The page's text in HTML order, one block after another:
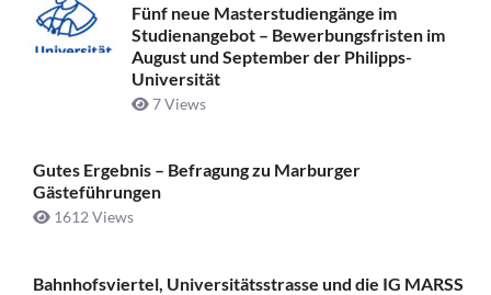
Fünf neue Masterstudiengänge im
Studienangebot – Bewerbungsfristen im
August und September der Philipps-
Universität
7 Views
Gutes Ergebnis – Befragung zu Marburger
Gästeführungen
1612 Views
Bahnhofsviertel, Universitätsstrasse und die IG MARSS